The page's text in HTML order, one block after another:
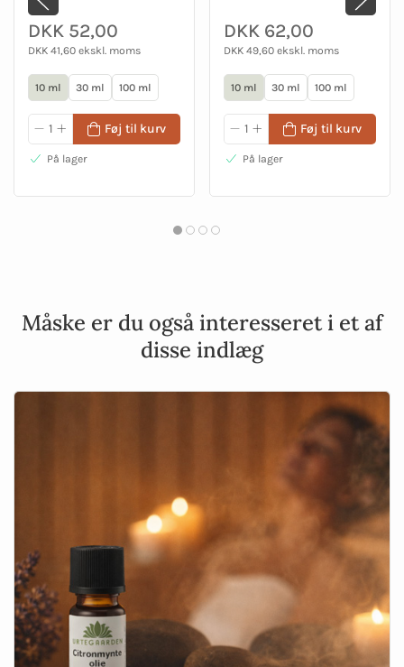
DKK 52,00
DKK 41,60 ekskl. moms
10 ml 30 ml 100 ml
Føj til kurv
På lager
DKK 62,00
DKK 49,60 ekskl. moms
10 ml 30 ml 100 ml
Føj til kurv
På lager
Måske er du også interesseret i et af
disse indlæg